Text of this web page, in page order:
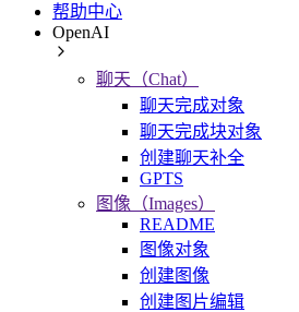
帮助中心
OpenAI
聊天（Chat）
聊天完成对象
聊天完成块对象
创建聊天补全
GPTS
图像（Images）
README
图像对象
创建图像
创建图片编辑